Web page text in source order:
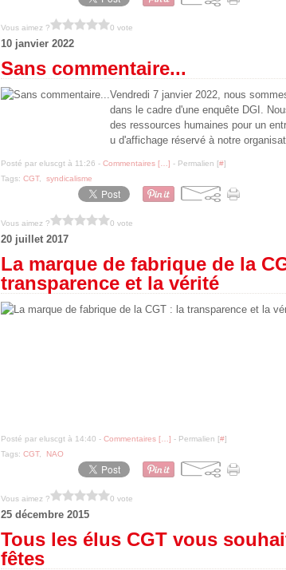
Vous aimez ? 0 vote
10 janvier 2022
Sans commentaire...
Vendredi 7 janvier 2022, nous
dans le cadre d'une enquête DGI.
des ressources humaines pour un
u d'affichage réservé à notre
Posté par eluscgt à 11:26 - Commentaires [ ] - Permalien [#]
Tags: CGT, syndicalisme
Vous aimez ? 0 vote
20 juillet 2017
La marque de fabrique de la
transparence et la vérité
Posté par eluscgt à 14:40 - Commentaires [ ] - Permalien [#]
Tags: CGT, NAO
Vous aimez ? 0 vote
25 décembre 2015
Tous les élus CGT vous
fêtes